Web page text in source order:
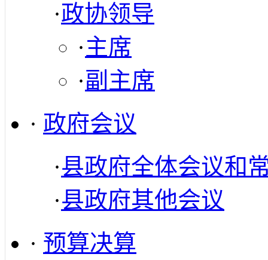
·政协领导
·主席
·副主席
· 政府会议
·县政府全体会议和
·县政府其他会议
· 预算决算